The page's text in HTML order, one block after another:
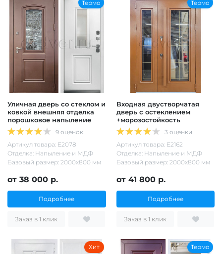
Термо
Уличная дверь со стеклом и
ковкой внешняя отделка
порошковое напыление
9 оценок
Артикул товара: Е2078
Отделка: Напыление и МДФ
Базовый размер: 2000х800 мм
от 38 000 р.
Подробнее
Заказ в 1 клик
Термо
Входная двустворчатая
дверь с остеклением
+морозостойкость
3 оценки
Артикул товара: Е2162
Отделка: Напыление и МДФ
Базовый размер: 2000х800 мм
от 41 800 р.
Подробнее
Заказ в 1 клик
Хит Термо